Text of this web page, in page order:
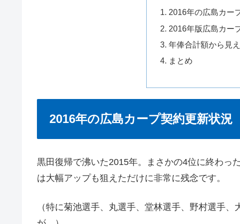
2016年の広島カー
2016年版広島カー
年俸合計額から見
まとめ
2016年の広島カープ契約更新状況
黒田復帰で沸いた2015年。まさかの4位に終わっ
は大幅アップも狙えただけに非常に残念です。
（特に菊池選手、丸選手、堂林選手、野村選手